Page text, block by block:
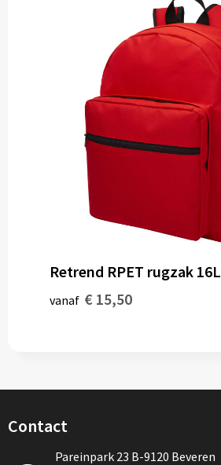
Retrend RPET rugzak 16L
vanaf € 15,50
Contact
Pareinpark 23 B-9120 Beveren